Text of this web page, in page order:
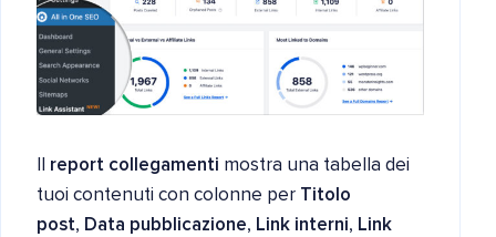
Il report collegamenti mostra una tabella dei
tuoi contenuti con colonne per Titolo
post, Data pubblicazione, Link interni, Link